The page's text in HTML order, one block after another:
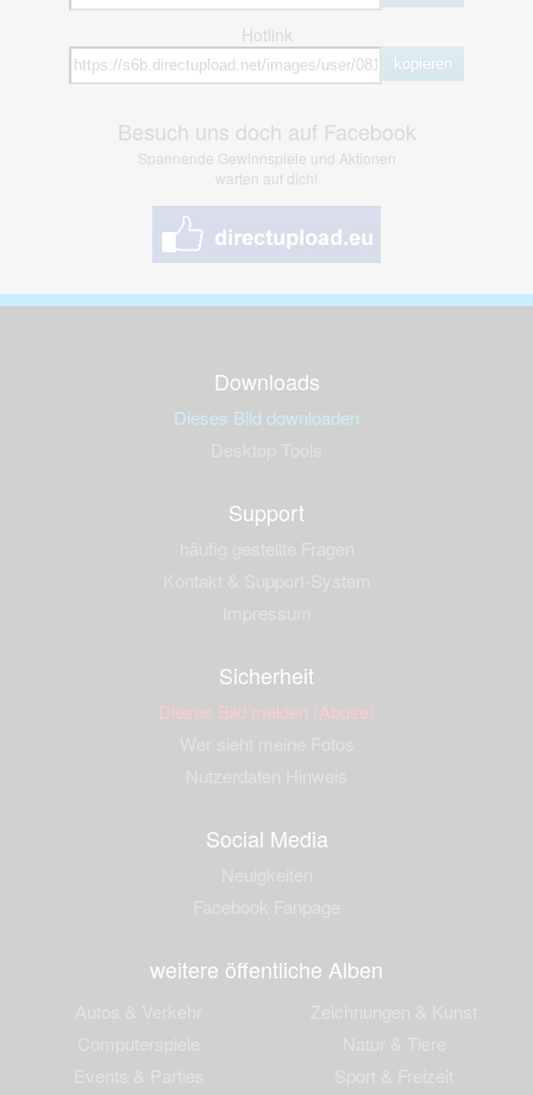
Hotlink
kopieren
Besuch uns doch auf Facebook
Spannende Gewinnspiele und Aktionen
warten auf dich!
Downloads
Dieses Bild downloaden
Support
Sicherheit
Dieses Bild melden (Abuse)
Social Media
weitere öffentliche Alben